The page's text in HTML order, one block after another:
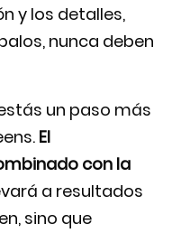
y los detalles,
nunca deben
un paso más
El
con la
a resultados
sino que